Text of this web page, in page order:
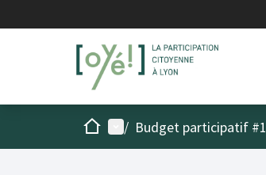
AccueilMenu principal
/ Budget participatif #1